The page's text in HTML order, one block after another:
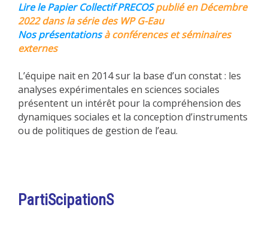
Lire le Papier Collectif PRECOSpublié en Décembre
2022 dans la série des WP G-Eau
Nos présentationsà conférences et séminaires
externes
L’équipe nait en 2014 sur la base d’un constat : les
analyses expérimentales en sciences sociales
présentent un intérêt pour la compréhension des
dynamiques sociales et la conception d’instruments
ou de politiques de gestion de l’eau.
PartiScipationS